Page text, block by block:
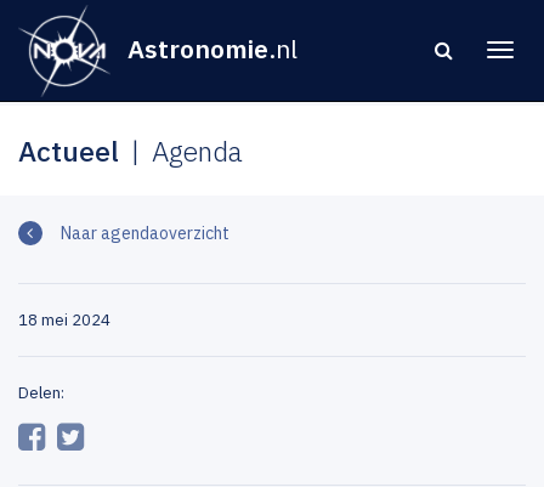
Astronomie.nl
Actueel Agenda
Naar agendaoverzicht
18 mei 2024
Delen: